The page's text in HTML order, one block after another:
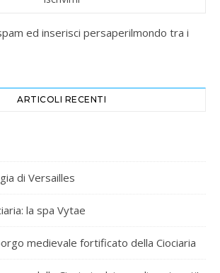
ed inserisci persaperilmondo tra i
ARTICOLI RECENTI
di Versailles
la spa Vytae
medievale fortificato della Ciociaria